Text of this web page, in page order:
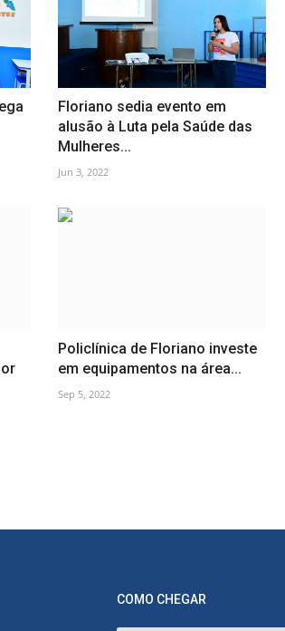
Floriano sedia evento em
alusão à Luta pela Saúde das
Mulheres...
Jun 3, 2022
Policlínica de Floriano investe
em equipamentos na área...
Sep 5, 2022
COMO CHEGAR